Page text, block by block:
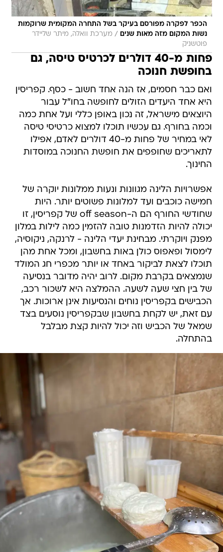
הכפר לפקרה מפורסם בעיקר בשל התחרה המקומית שרוקמות
נשות המקום מזה מאות שנים
/ מערכת וואלה, מיתר שליידר
פוטשניק
פחות מ-40 דולרים לכרטיס טיסה, גם
בחופשת חנוכה
ואם כבר חסמים, אז הנה אחד חשוב - כסף. קפריסין
היא אחד היעדים הזולים לחופשה בחו"ל עבור
היוצאים מישראל, זה נכון באופן כללי ועל אחת כמה
וכמה בחורף. גם עכשיו תוכלו למצוא כרטיסי טיסה
לאי במחיר של פחות מ-40 דולרים לאדם, אפילו
לתאריכים שחופפים את חופשת החנוכה במוסדות
החינוך.
אפשרויות הלינה מגוונות ונעות ממלונות יוקרה של
חמישה כוכבים ועד למלונות פשוטים יותר. היות
שחודשי החורף הם ה-off season של קפריסין, זו
יכולה להיות הזדמנות טובה להזמין כמה לילות במלון
מפנק ויוקרתי. מבחינת יעדי הלינה - לרנקה, ניקוסיה,
לימסול ופאפוס כולן באות בחשבון, ומכל אחת מהן
תוכלו לצאת לביקור באחד או יותר מכפרי חג המולד
שנמצאים בקרבת מקום. לרוב יהיה מדובר בנסיעה
של בין חצי שעה לשעה. ההמלצה היא לשכור רכב,
הכבישים בקפריסין נוחים והנסיעות אינן ארוכות. אך
עם זאת, יש לקחת בחשבון שבקפריסין נוסעים בצד
שמאל של הכביש וזה יכול להיות קצת מבלבל
בהתחלה.